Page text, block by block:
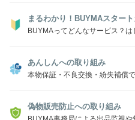
まるわかり！BUYMAスター
BUYMAってどんなサービス？は
あんしんへの取り組み
本物保証・不良交換・紛失補償
偽物販売防止への取り組み